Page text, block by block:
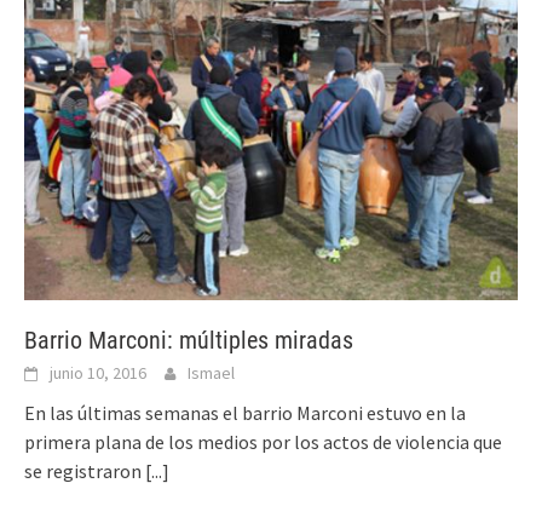
Barrio Marconi: múltiples miradas
junio 10, 2016 Ismael
En las últimas semanas el barrio Marconi estuvo en la
primera plana de los medios por los actos de violencia que
se registraron [...]